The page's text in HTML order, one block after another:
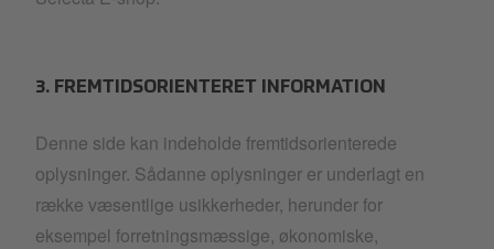
3. FREMTIDSORIENTERET INFORMATION
Denne side kan indeholde fremtidsorienterede
oplysninger. Sådanne oplysninger er underlagt en
række væsentlige usikkerheder, herunder for
eksempel forretningsmæssige, økonomiske,